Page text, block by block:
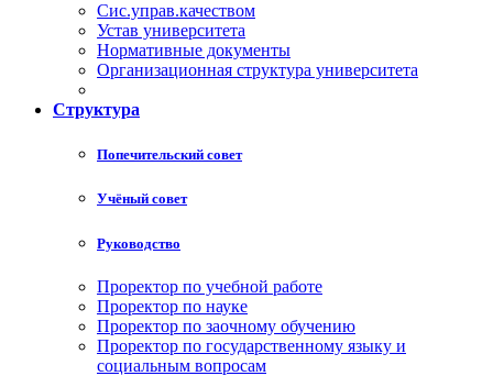
Сис.управ.качеством
Устав университета
Нормативные документы
Организационная структура университета
Структура
Попечительский совет
Учёный совет
Руководство
Проректор по учебной работе
Проректор по науке
Проректор по заочному обучению
Проректор по государственному языку и
социальным вопросам